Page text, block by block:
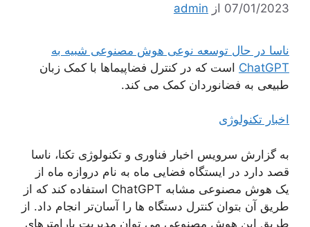
07/01/2023 از admin
ناسا در حال توسعه نوعی هوش مصنوعی شبیه به
ChatGPT است که در کنترل فضاپیماها با کمک زبان
طبیعی به فضانوردان کمک می کند.
اخبار تکنولوژی
به گزارش سرویس اخبار فناوری و تکنولوژی تکنا، ناسا
قصد دارد در ایستگاه فضایی ماه به نام دروازه ماه از
یک هوش مصنوعی مشابه ChatGPT استفاده کند که از
طریق آن بتوان کنترل دستگاه ها را آسان‌تر انجام داد. از
طریق این هوش مصنوعی می توان مدیریت پارامترهای